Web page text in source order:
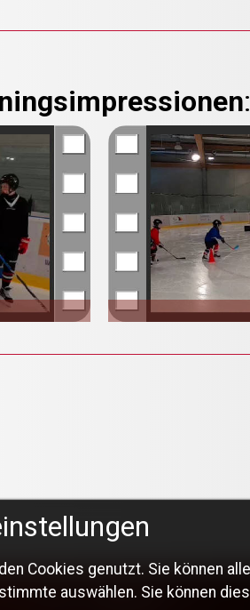
:
2026 Berliner Schlittschuh-Club e.V.
Cookies genutzt. Sie können
auswählen. Sie können